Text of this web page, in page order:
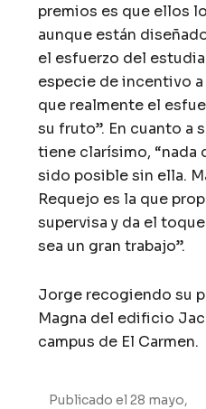
premios es que ellos
aunque están
el esfuerzo del
especie de incentivo
que realmente el
su fruto”. En cuanto a
tiene clarísimo, “nada
sido posible sin ella.
Requejo es la que
supervisa y da el
sea un gran trabajo”.
Jorge recogiendo su
Magna del edificio
campus de El Carmen.
Publicado el28 mayo,